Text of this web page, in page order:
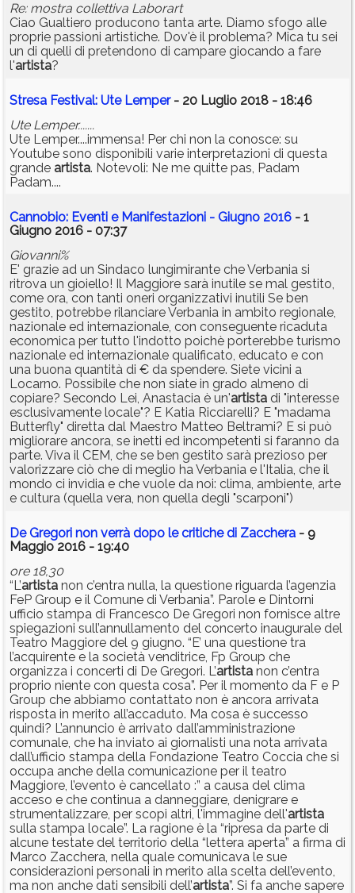
Re: mostra collettiva Laborart
Ciao Gualtiero producono tanta arte. Diamo sfogo alle
proprie passioni artistiche. Dov'è il problema? Mica tu sei
un di quelli di pretendono di campare giocando a fare
l'artista?
Stresa Festival: Ute Lemper- 20 Luglio 2018 - 18:46
Ute Lemper.......
Ute Lemper....immensa! Per chi non la conosce: su
Youtube sono disponibili varie interpretazioni di questa
grande artista. Notevoli: Ne me quitte pas, Padam
Padam....
Cannobio: Eventi e Manifestazioni - Giugno 2016 - 1
Giugno 2016 - 07:37
Giovanni%
E' grazie ad un Sindaco lungimirante che Verbania si
ritrova un gioiello! Il Maggiore sarà inutile se mal gestito,
come ora, con tanti oneri organizzativi inutili Se ben
gestito, potrebbe rilanciare Verbania in ambito regionale,
nazionale ed internazionale, con conseguente ricaduta
economica per tutto l'indotto poichè porterebbe turismo
nazionale ed internazionale qualificato, educato e con
una buona quantità di € da spendere. Siete vicini a
Locarno. Possibile che non siate in grado almeno di
copiare? Secondo Lei, Anastacia è un'artista di "interesse
esclusivamente locale"? E Katia Ricciarelli? E "madama
Butterfly" diretta dal Maestro Matteo Beltrami? E si può
migliorare ancora, se inetti ed incompetenti si faranno da
parte. Viva il CEM, che se ben gestito sarà prezioso per
valorizzare ciò che di meglio ha Verbania e l'Italia, che il
mondo ci invidia e che vuole da noi: clima, ambiente, arte
e cultura (quella vera, non quella degli "scarponi")
De Gregori non verrà dopo le critiche di Zacchera - 9
Maggio 2016 - 19:40
ore 18,30
“L’artista non c’entra nulla, la questione riguarda l’agenzia
FeP Group e il Comune di Verbania”. Parole e Dintorni
ufficio stampa di Francesco De Gregori non fornisce altre
spiegazioni sull’annullamento del concerto inaugurale del
Teatro Maggiore del 9 giugno. “E’ una questione tra
l’acquirente e la società venditrice, Fp Group che
organizza i concerti di De Gregori. L’artista non c’entra
proprio niente con questa cosa”. Per il momento da F e P
Group che abbiamo contattato non è ancora arrivata
risposta in merito all’accaduto. Ma cosa è successo
quindi? L’annuncio è arrivato dall’amministrazione
comunale, che ha inviato ai giornalisti una nota arrivata
dall’ufficio stampa della Fondazione Teatro Coccia che si
occupa anche della comunicazione per il teatro
Maggiore, l’evento è cancellato :” a causa del clima
acceso e che continua a danneggiare, denigrare e
strumentalizzare, per scopi altri, l'immagine dell'artista
sulla stampa locale”. La ragione è la “ripresa da parte di
alcune testate del territorio della “lettera aperta” a firma di
Marco Zacchera, nella quale comunicava le sue
considerazioni personali in merito alla scelta dell’evento,
ma non anche dati sensibili dell’artista”. Si fa anche sapere